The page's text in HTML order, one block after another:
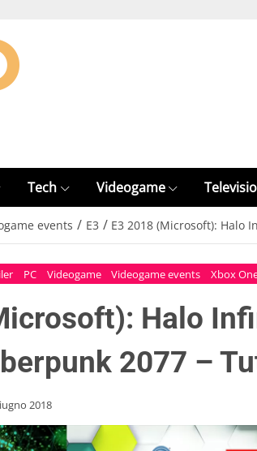
Tech Videogame
events / E3 / E3 2018 (Microsoft): Halo
PC Videogame Videogame events Xbox
Halo
2077 –
2018